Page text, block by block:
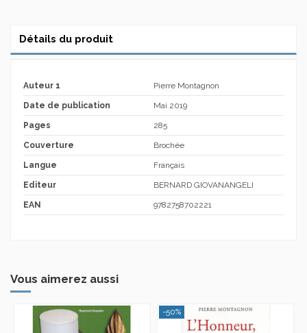
Détails du produit
Auteur 1 Pierre Montagnon
Date de publication Mai 2019
Pages 285
Couverture Brochée
Langue Français
Editeur BERNARD GIOVANANGELI
EAN 9782758702221
Vous aimerez aussi
-50%